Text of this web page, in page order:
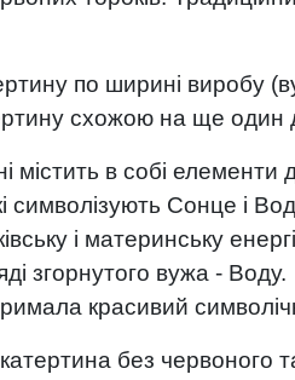
по ширині виробу
схожою на ще
містить в собі
Сонце і
і материнську
згорнутого вужа -
красивий
без червоного